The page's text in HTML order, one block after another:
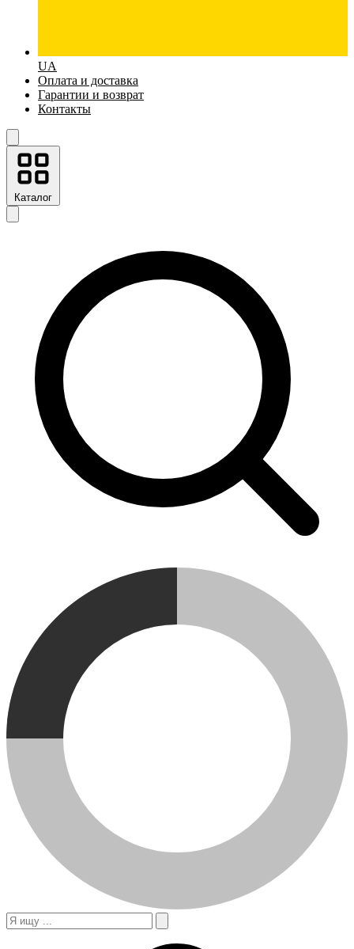
UA
Оплата и доставка
Гарантии и возврат
Контакты
Каталог